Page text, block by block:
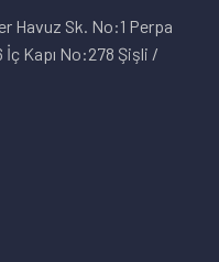
Havuz Sk. No:1 Perpa
Kapı No:278 Şişli /